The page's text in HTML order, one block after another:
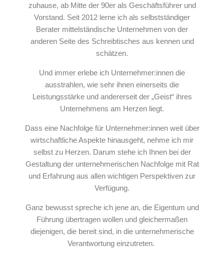
zuhause, ab Mitte der 90er als Geschäftsführer und
Vorstand. Seit 2012 lerne ich als selbstständiger
Berater mittelständische Unternehmen von der
anderen Seite des Schreibtisches aus kennen und
schätzen.
Und immer erlebe ich Unternehmer:innen die
ausstrahlen, wie sehr ihnen einerseits die
Leistungsstärke und andererseit der „Geist“ ihres
Unternehmens am Herzen liegt.
Dass eine Nachfolge für Unternehmer:innen weit über
wirtschaftliche Aspekte hinausgeht, nehme ich mir
selbst zu Herzen. Darum stehe ich Ihnen bei der
Gestaltung der unternehmerischen Nachfolge mit Rat
und Erfahrung aus allen wichtigen Perspektiven zur
Verfügung.
Ganz bewusst spreche ich jene an, die Eigentum und
Führung übertragen wollen und gleichermaßen
diejenigen, die bereit sind, in die unternehmerische
Verantwortung einzutreten.